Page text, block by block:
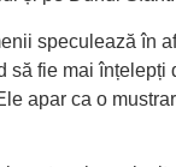
speculează în
să fie mai înțelepți
apar ca o